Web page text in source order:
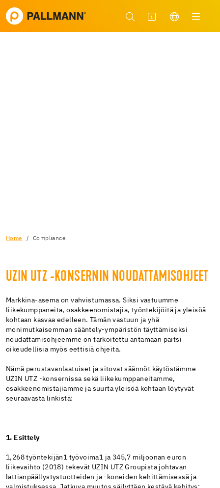
Home Compliance
UZIN UTZ -KONSERNIN NOUDATTAMISOHJEET
Markkina-asema on vahvistumassa. Siksi vastuumme
liikekumppaneita, osakkeenomistajia, työntekijöitä ja yleisöä
kohtaan kasvaa edelleen. Tämän vastuun ja yhä
monimutkaisemman sääntely-ympäristön täyttämiseksi
noudattamisohjeemme on tarkoitettu antamaan paitsi
oikeudellisia myös eettisiä ohjeita.
Nämä perustavanlaatuiset ja sitovat säännöt käytöstämme
UZIN UTZ -konsernissa sekä liikekumppaneitamme,
osakkeenomistajiamme ja suurta yleisöä kohtaan löytyvät
seuraavasta linkistä:
1. Esittely
1,268 työntekijän1 työvoima1 ja 345,7 miljoonan euron
liikevaihto (2018) tekevät UZIN UTZ Groupista johtavan
lattianpäällystystuotteiden ja -koneiden kehittämisessä ja